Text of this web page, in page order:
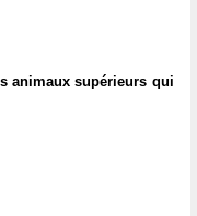
animaux supérieurs qui